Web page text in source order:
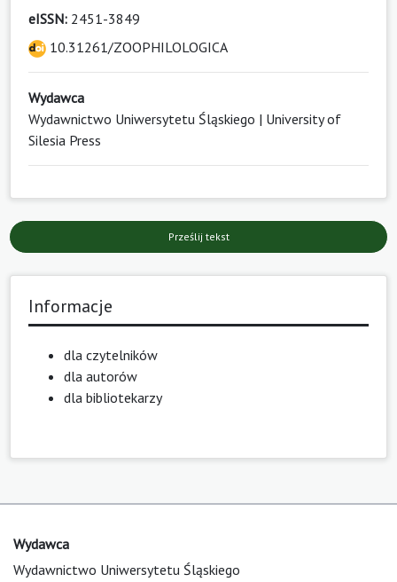
eISSN: 2451-3849
10.31261/ZOOPHILOLOGICA
Wydawca
Wydawnictwo Uniwersytetu Śląskiego | University of
Silesia Press
Prześlij tekst
Informacje
dla czytelników
dla autorów
dla bibliotekarzy
Wydawca
Wydawnictwo Uniwersytetu Śląskiego